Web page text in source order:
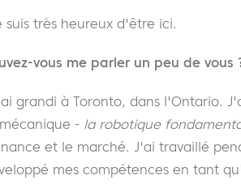
suis très heureux d'être ici.
vous me parler un peu de vous
grandi à Toronto, dans l'Ontario.
- la robotique
et le marché. J'ai travaillé
mes compétences en tant